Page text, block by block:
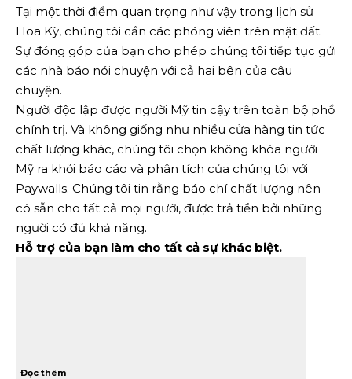
Tại một thời điểm quan trọng như vậy trong lịch sử
Hoa Kỳ, chúng tôi cần các phóng viên trên mặt đất.
Sự đóng góp của bạn cho phép chúng tôi tiếp tục gửi
các nhà báo nói chuyện với cả hai bên của câu
chuyện.
Người độc lập được người Mỹ tin cậy trên toàn bộ phổ
chính trị. Và không giống như nhiều cửa hàng tin tức
chất lượng khác, chúng tôi chọn không khóa người
Mỹ ra khỏi báo cáo và phân tích của chúng tôi với
Paywalls. Chúng tôi tin rằng báo chí chất lượng nên
có sẵn cho tất cả mọi người, được trả tiền bởi những
người có đủ khả năng.
Hỗ trợ của bạn làm cho tất cả sự khác biệt.
Đọc thêm